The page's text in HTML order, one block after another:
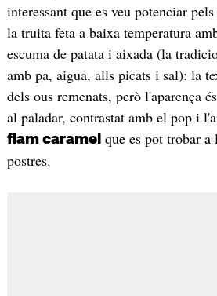
interessant que es veu potenciar
la truita feta a baixa temperatura
escuma de patata i aixada (la
amb pa, aigua, alls picats i sal): la
dels ous remenats, però l'aparença
al paladar, contrastat amb el pop i
flam caramel que es pot trobar a
postres.